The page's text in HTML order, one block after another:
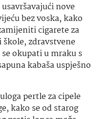
nove
bez voska, kako
cigarete za
zdravstvene
okupati u mraku s
kabaša uspješno
pertle za cipele
kako se od starog